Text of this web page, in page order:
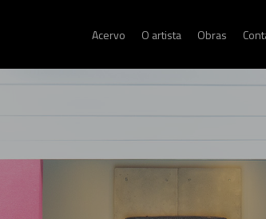
Acervo O artista Obras